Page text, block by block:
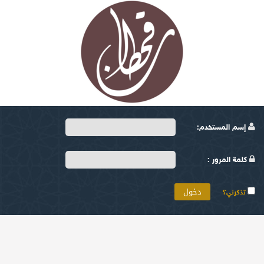
إسم المستخدم:
كلمة المرور :
تذكرني؟